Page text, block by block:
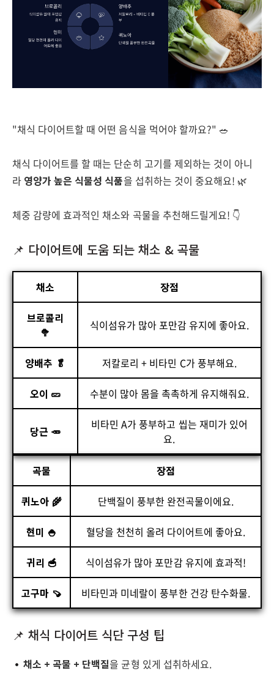
"채식 다이어트할 때 어떤 음식을 먹어야 할까요?" 🥗
채식 다이어트를 할 때는 단순히 고기를 제외하는 것이 아니
라 영양가 높은 식물성 식품을 섭취하는 것이 중요해요! 🌿
체중 감량에 효과적인 채소와 곡물을 추천해드릴게요! 👇
📌 다이어트에 도움 되는 채소 & 곡물
채소 장점
브로콜리
🥦
식이섬유가 많아 포만감 유지에 좋아요.
양배추 🥬 저칼로리 + 비타민 C가 풍부해요.
오이 🥒 수분이 많아 몸을 촉촉하게 유지해줘요.
당근 🥕
비타민 A가 풍부하고 씹는 재미가 있어
요.
곡물 장점
퀴노아 🌾 단백질이 풍부한 완전곡물이에요.
현미 🍚 혈당을 천천히 올려 다이어트에 좋아요.
귀리 🥣 식이섬유가 많아 포만감 유지에 효과적!
고구마 🍠 비타민과 미네랄이 풍부한 건강 탄수화물.
📌 채식 다이어트 식단 구성 팁
채소 + 곡물 + 단백질을 균형 있게 섭취하세요.